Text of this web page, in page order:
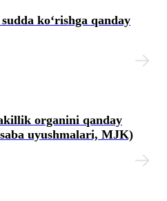
koʻrishga qanday
organini qanday
uyushmalari, MJK)